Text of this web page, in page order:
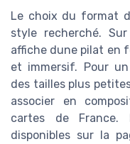
Le choix du format
style recherché.
affiche dune pilat en
et immersif. Pour
des tailles plus
associer en
cartes de France.
disponibles sur la